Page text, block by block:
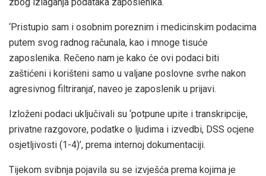
‘Pristupio sam i osobnim poreznim i medicinskim podacima
putem ⁠svog ​radnog računala, kao i mnoge tisuće
zaposlenika. ​Rečeno nam je kako će ovi podaci biti
zaštićeni i korišteni samo u valjane poslovne svrhe nakon
agresivnog ​filtriranja’, naveo je zaposlenik u prijavi.
Izloženi podaci uključivali su ‘potpune upite i transkripcije,
privatne razgovore, podatke o ljudima i izvedbi, DSS ocjene
osjetljivosti (1-4)’, prema internoj dokumentaciji.
Tijekom svibnja pojavila su se izvješća prema kojima je